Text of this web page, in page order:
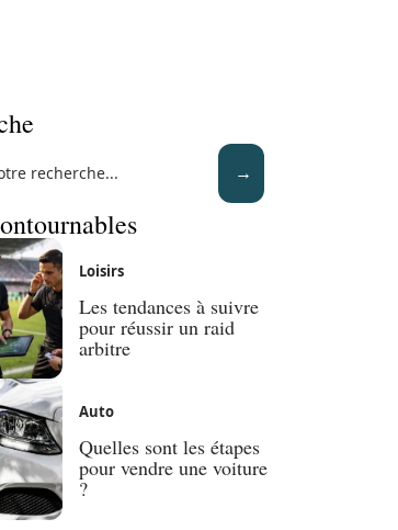
Loisirs
Les tendances à suivre
pour réussir un raid
arbitre
Auto
Quelles sont les étapes
pour vendre une voiture
?